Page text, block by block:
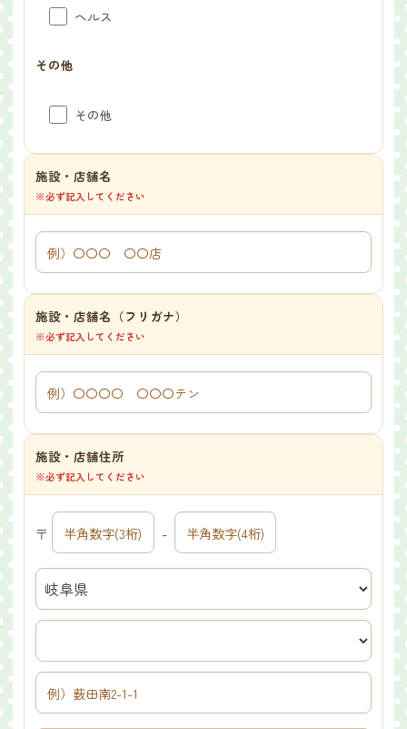
ヘルス
その他
その他
施設・店舗名
※必ず記入してください
施設・店舗名（フリガナ）
※必ず記入してください
施設・店舗住所
※必ず記入してください
〒 -